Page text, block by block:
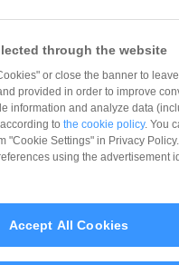
する当社の考え方
© PayPay Corporation
through the website
or close the banner to
provided in order to improve
information and analyze data
to the cookie policy. You
"Cookie Settings" in Privacy
using the advertisement
Accept All Cookies